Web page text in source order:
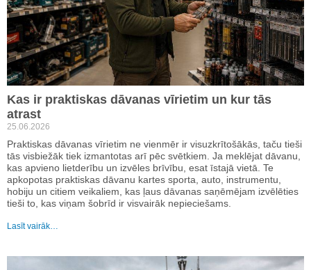
Kas ir praktiskas dāvanas vīrietim un kur tās
atrast
25.06.2026
Praktiskas dāvanas vīrietim ne vienmēr ir visuzkrītošākās, taču tieši
tās visbiežāk tiek izmantotas arī pēc svētkiem. Ja meklējat dāvanu,
kas apvieno lietderību un izvēles brīvību, esat īstajā vietā. Te
apkopotas praktiskas dāvanu kartes sporta, auto, instrumentu,
hobiju un citiem veikaliem, kas ļaus dāvanas saņēmējam izvēlēties
tieši to, kas viņam šobrīd ir visvairāk nepieciešams.
Lasīt vairāk…